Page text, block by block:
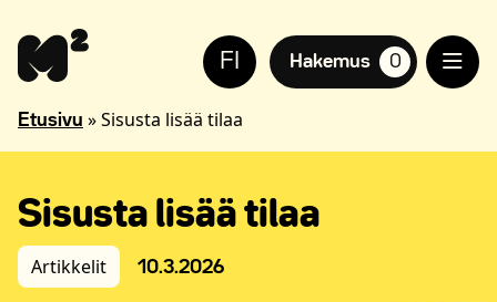
sisältöön
sivuston
käyttöön
FI Hakemus
suosikkiasuntoja,
0
Etusivu »Sisusta lisää tilaa
Sisusta lisää tilaa
Artikkelit 10.3.2026